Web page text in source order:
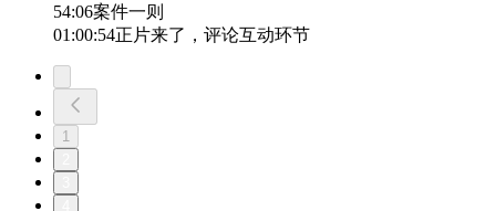
54:06案件一则
01:00:54正片来了，评论互动环节
1